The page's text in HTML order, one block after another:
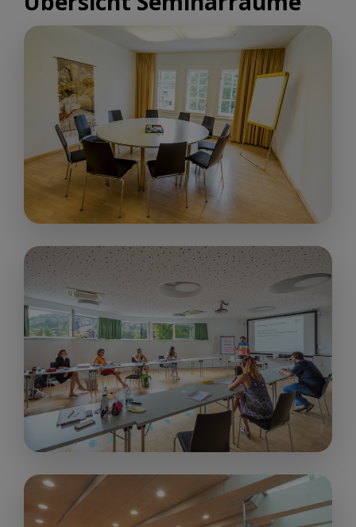
„ Gesprächsraum Rot/Gelb“
ab € 60,00
17 m²
up to 10 people
„Extra“
ab € 280,00
people